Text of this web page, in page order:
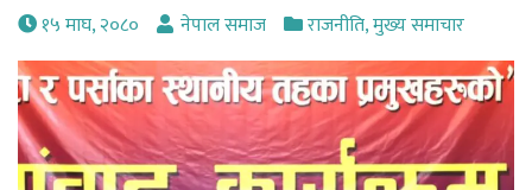
१५ माघ, २०८० नेपाल समाज राजनीति,मुख्य समाचार